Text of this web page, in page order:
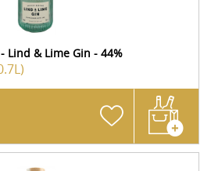
Lind & Lime Gin - 44%